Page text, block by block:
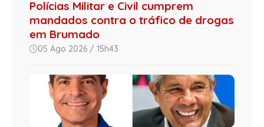
Polícias Militar e Civil cumprem
mandados contra o tráfico de drogas
em Brumado
05 Ago 2026 / 15h43